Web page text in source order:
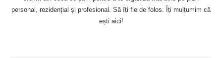
personal, rezidențial și profesional. Să îți fie de folos. Îți mulțumim că
ești aici!